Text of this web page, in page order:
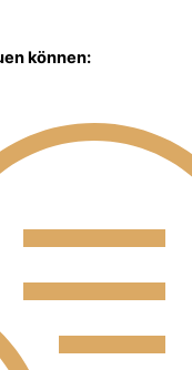
können: